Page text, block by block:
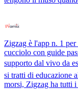
Zigzag è l'app n. 1
cucciolo con guide
supporto dal vivo da
si tratti di educazione
morsi, Zigzag ha tutti